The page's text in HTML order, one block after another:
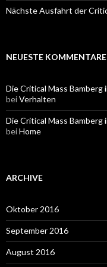
Nächste Ausfahrt der
NEUESTE KOMMENTARE
Die Critical Mass
beiVerhalten
Die Critical Mass
beiHome
ARCHIVE
Oktober 2016
September 2016
August 2016